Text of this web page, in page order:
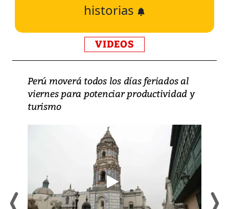
historias
VIDEOS
Perú moverá todos los días feriados al
viernes para potenciar productividad y
turismo